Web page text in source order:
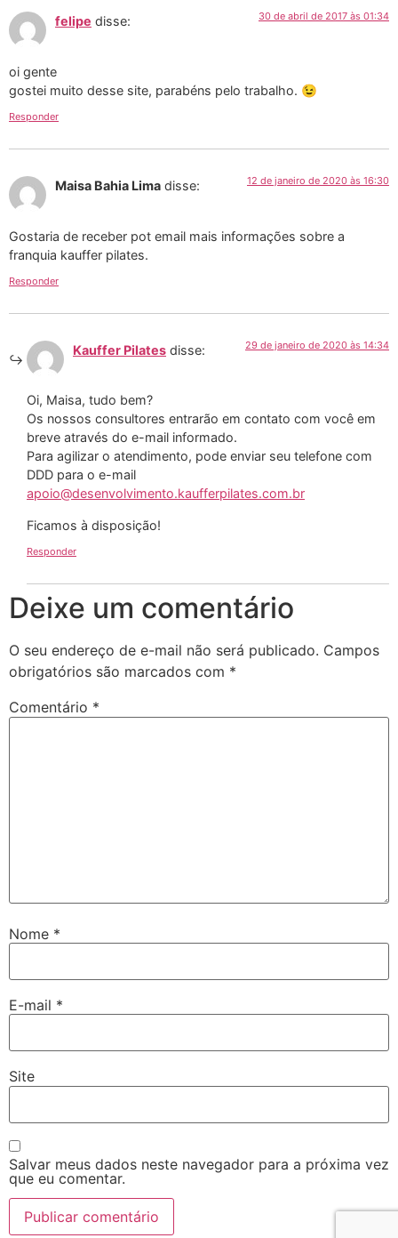
felipe disse: 30 de abril de 2017 às 01:34
oi gente
gostei muito desse site, parabéns pelo trabalho. 😉
Responder
Maisa Bahia Lima disse: 12 de janeiro de 2020 às 16:30
Gostaria de receber pot email mais informações sobre a
franquia kauffer pilates.
Responder
Kauffer Pilates disse: 29 de janeiro de 2020 às 14:34
Oi, Maisa, tudo bem?
Os nossos consultores entrarão em contato com você em
breve através do e-mail informado.
Para agilizar o atendimento, pode enviar seu telefone com
DDD para o e-mail
apoio@desenvolvimento.kaufferpilates.com.br
Ficamos à disposição!
Responder
Deixe um comentário
O seu endereço de e-mail não será publicado. Campos
obrigatórios são marcados com *
Comentário *
Nome *
E-mail *
Site
Salvar meus dados neste navegador para a próxima vez
que eu comentar.